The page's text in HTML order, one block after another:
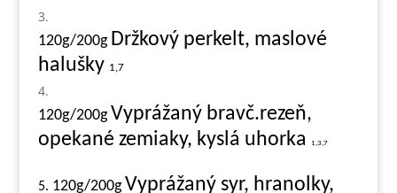
120g/200g Držkový perkelt, maslové
halušky 1,7
120g/200gVyprážaný bravč.rezeň,
opekané zemiaky, kyslá uhorka
1,3,7
5. 120g/200gVyprážaný syr, hranolky,